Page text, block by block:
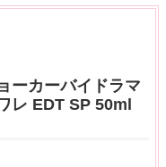
ーカーバイドラマ
レ EDT SP 50ml